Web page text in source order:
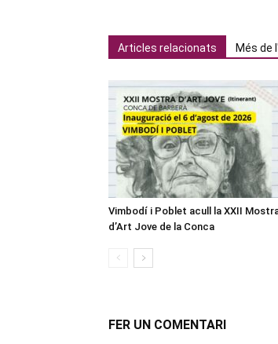
Articles relacionats Més de
Vimbodí i Poblet acull la XXII
d’Art Jove de la Conca
FER UN COMENTARI